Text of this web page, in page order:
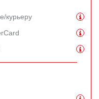
курьеру